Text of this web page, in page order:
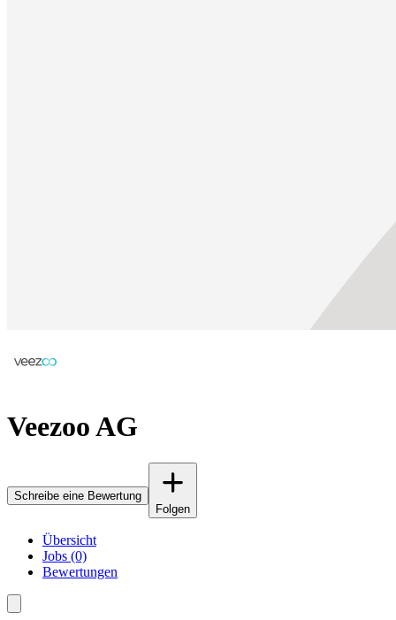
Veezoo AG
Schreibe eine Bewertung
Folgen
Übersicht
Jobs (0)
Bewertungen